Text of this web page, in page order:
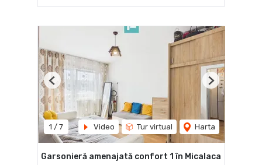
1 / 7 Video Tur virtual Harta
Previous Next
Garsonieră amenajată confort 1 în Micalaca